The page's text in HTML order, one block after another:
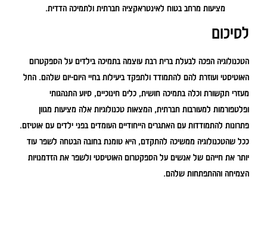
מציעות מרחב בטוח לאינטראקציה חברתית ולתמיכה הדדית.
לסיכום
הטכנולוגיה הפכה לבעלת ברית רבת עוצמה בתמיכה בילדים על הספקטרום
האוטיסטי ועוזרת להם להתמודד ולתפקד ביעילות בחיי היום-יום שלהם. החל
מעזרי תקשורת וכלה בתמיכה חושית, כלים חינוכיים, סיוע התנהגותי
ופלטפורמות למעורבות חברתית, המצאות טכנולוגיות אלה מציעות מגוון
פתרונות להתמודדות עם האתגרים הייחודיים העומדים בפני ילדים עם אוטיזם.
ככל שהטכנולוגיה ממשיכה להתקדם, היא טומנת בחובה הבטחה לשפר עוד
יותר את חייהם של אנשים על הספקטרום האוטיסטי ולשפר את הזדמנויות
הצמיחה וההתפתחות שלהם.